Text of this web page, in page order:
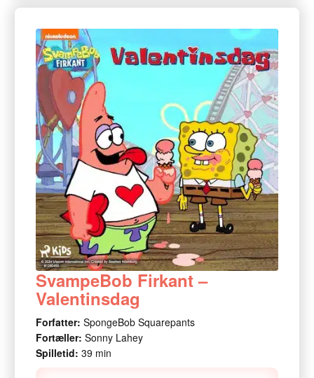
SvampeBob Firkant –
Valentinsdag
Forfatter: SpongeBob Squarepants
Fortæller: Sonny Lahey
Spilletid: 39 min